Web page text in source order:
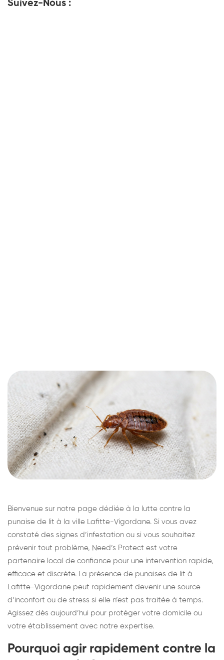
Suivez-Nous :
Bienvenue sur notre page dédiée à la lutte contre la
punaise de lit à la ville Lafitte-Vigordane. Si vous avez
constaté des signes d’infestation ou si vous souhaitez
prévenir tout problème, Need’s Protect est votre
partenaire local de confiance pour une intervention rapide,
efficace et discrète. La présence de punaises de lit à
Lafitte-Vigordane peut rapidement devenir une source
d’inconfort ou de stress si elle n’est pas traitée à temps.
Agissez dès aujourd’hui pour protéger votre domicile ou
votre établissement avec notre expertise.
Pourquoi agir rapidement contre la